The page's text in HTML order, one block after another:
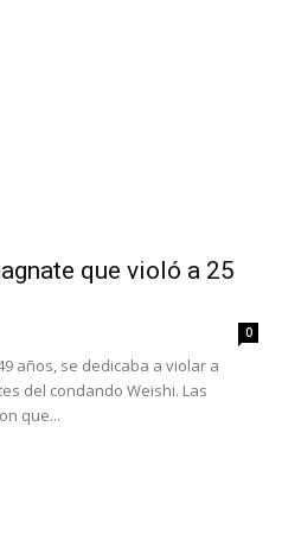
que violó a 25
0
años, se dedicaba a violar a
del condando Weishi. Las
que...